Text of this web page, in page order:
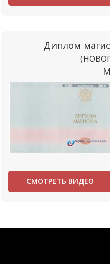
Диплом
СМОТРЕТЬ ВИДЕО